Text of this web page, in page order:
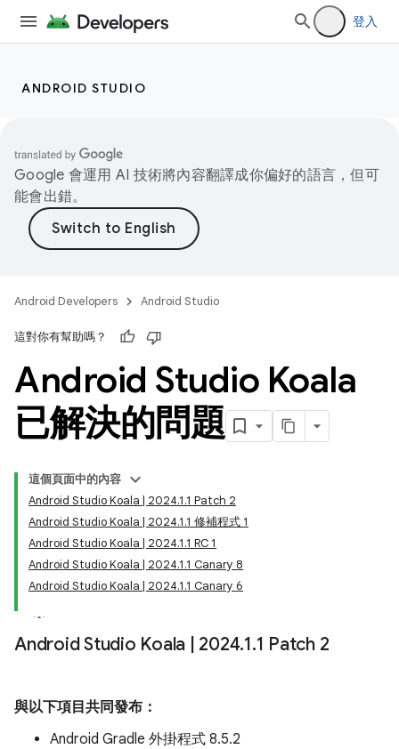
登入
ANDROID STUDIO
Google 會運用 AI 技術將內容翻譯成你偏好的語言，但可
能會出錯。
Android Developers Android Studio
這對你有幫助嗎？
Android Studio Koala
已解決的問題
這個頁面中的內容
Android Studio Koala | 2024.1.1 Patch 2
Android Studio Koala | 2024.1.1 修補程式 1
Android Studio Koala | 2024.1.1 RC 1
Android Studio Koala | 2024.1.1 Canary 8
Android Studio Koala | 2024.1.1 Canary 6
Android Studio Koala 2024.1.1 Patch 2
與以下項目共同發布：
Android Gradle 外掛程式 8.5.2